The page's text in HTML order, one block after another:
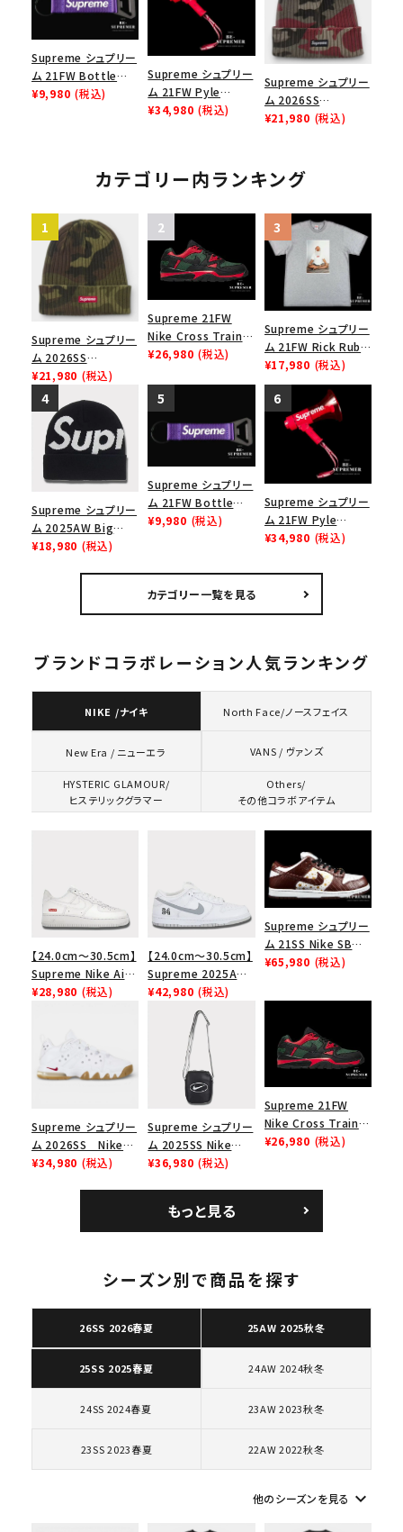
キーワードから探す
人気ワード 2026SS 2025AW
キャップ・ハット
パーカー・クルーネック
カテゴリーから探す
Supreme シュプリー
ム 21FW Bottle
Opener Webbing
¥9,980 (税込)
Supreme シュプリー
ム 21FW Pyle
Waterproof
¥34,980 (税込)
Supreme シュプリー
ム 2026SS
Overdyed Beanie
¥21,980 (税込)
カテゴリー内ランキング
Supreme シュプリー
ム 2026SS
Overdyed Beanie
オーバーダイド ビー
ニー ウッドランドカモ
¥21,980 (税込)
Supreme 21FW
Nike Cross Trainer
Low ナイキクロスト
ズ ブラック
¥26,980 (税込)
Supreme シュプリー
ム 21FW Rick Rubin
Tee リックルービンT
シャツ ヘザーグレー
¥17,980 (税込)
Supreme シュプリー
ム 2025AW Big
Logo Beanie ビッグ
¥18,980 (税込)
Supreme シュプリー
ム 21FW Bottle
Opener Webbing
ーチェイン パープル
¥9,980 (税込)
Supreme シュプリー
ム 21FW Pyle
Waterproof
ウォータープルーフメ
ガフォン レッド
¥34,980 (税込)
カテゴリー一覧を見る
ブランドコラボレーション人気ランキング
NIKE /ナイキ North Face/ノースフェイス
New Era / ニューエラ VANS / ヴァンズ
HYSTERIC GLAMOUR/
ヒステリックグラマー
Others/
その他コラボアイテム
【24.0cm～30.5cm】
Supreme Nike Air
Force 1 Low シュプ
ューズ ホワイト
¥28,980 (税込)
【24.0cm～30.5cm】
Supreme 2025AW
Nike SB Dunk Low
ナイキ SB ダンク ロ
ー スニーカー ホワイ
¥42,980 (税込)
Supreme シュプリー
ム 21SS Nike SB
Dunk Low ナイキSB
ー ブラウン
¥65,980 (税込)
Supreme シュプリー
ム 2026SS Nike
SB Air Max 2 CB 94
¥34,980 (税込)
Supreme シュプリー
ム 2025SS Nike
Leather Shoulder
ク 黒
¥36,980 (税込)
Supreme 21FW
Nike Cross Trainer
Low ナイキクロスト
¥26,980 (税込)
もっと見る
シーズン別で商品を探す
26SS 2026春夏 25AW 2025秋冬
25SS 2025春夏 24AW 2024秋冬
24SS 2024春夏 23AW 2023秋冬
23SS 2023春夏 22AW 2022秋冬
他のシーズンを見る keyboard_arrow_down